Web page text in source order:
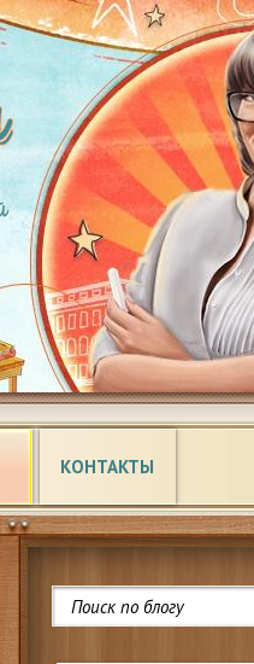
КОНТАКТЫ